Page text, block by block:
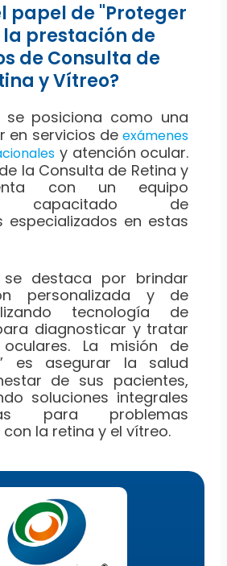
papel de "Proteger
la prestación de
de Consulta de
y Vítreo?
se posiciona como una
en servicios deexámenes
y atención ocular.
la Consulta de Retina y
con un equipo
capacitado de
especializados en estas
se destaca por brindar
personalizada y de
tecnología de
diagnosticar y tratar
oculares. La misión de
es asegurar la salud
de sus pacientes,
soluciones integrales
para problemas
la retina y el vítreo.